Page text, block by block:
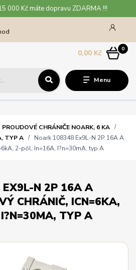
000 Kč máte dopravu ZDARMA !!!
Menu
0
0,00 Kč
PROUDOVÉ CHRÁNIČE NOARK, 6 KA
TYP A
Noark 108348 Ex9L-N 2P 16A A
2-pól, In=16A, I?n=30mA, typ A
N 2P 16A A
CHRÁNIČ, ICN=6KA,
TYP A